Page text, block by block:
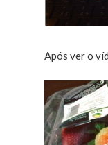
Após ver o